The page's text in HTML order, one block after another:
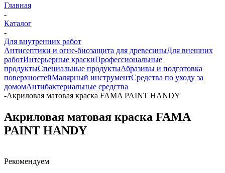
Главная
-
Каталог
-
Для внутренних работ
Антисептики и огне-биозащита для древесиныДля внешних
работИнтерьерные краскиПрофессиональные
продуктыСпециальные продуктыАбразивы и подготовка
поверхностейМалярный инструментСредства по уходу за
домомАнтибактериальные средства
-Акриловая матовая краска FAMA PAINT HANDY
Акриловая матовая краска FAMA
PAINT HANDY
Рекомендуем